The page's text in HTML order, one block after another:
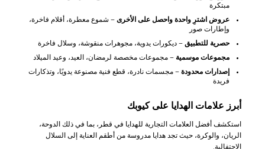
مبتكرة
عروض اشترِ واحدة واحصل على الأخرى – شموع معطرة، أقلام فاخرة،
وإطارات صور
حصرية للتطبيق – ديكورات يدوية، مجوهرات منقوشة، وسلال فاخرة
مجموعات موسمية – مجموعات مخصصة لرمضان، العيد، وعيد الميلاد
إصدارات محدودة – مجسمات نادرة، قطع فنية مصنوعة يدويًا، وتذكارات
فريدة
أبرز علامات الهدايا على كيوبك
استكشف أفضل العلامات التجارية للهدايا في قطر، بما في ذلك الدوحة،
الريان، والوكرة، حيث تجد هدايا مدروسة من أطقم العناية إلى السلال
الاحتفالية.